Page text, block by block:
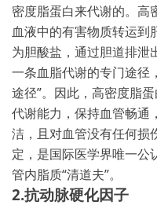
密度脂蛋白来代谢的。高
血液中的有害物质转运到
为胆酸盐，通过胆道排泄
一条血脂代谢的专门途径
途径”。因此，高密度脂
代谢能力，保持血管畅通
洁，且对血管没有任何损
定，是国际医学界唯一公
管内脂质“清道夫”。
2.抗动脉硬化因子